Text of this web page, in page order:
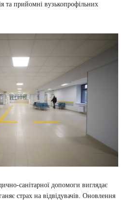
та прийомні вузькопрофільних
санітарної допомоги виглядає
страх на відвідувачів. Оновлення